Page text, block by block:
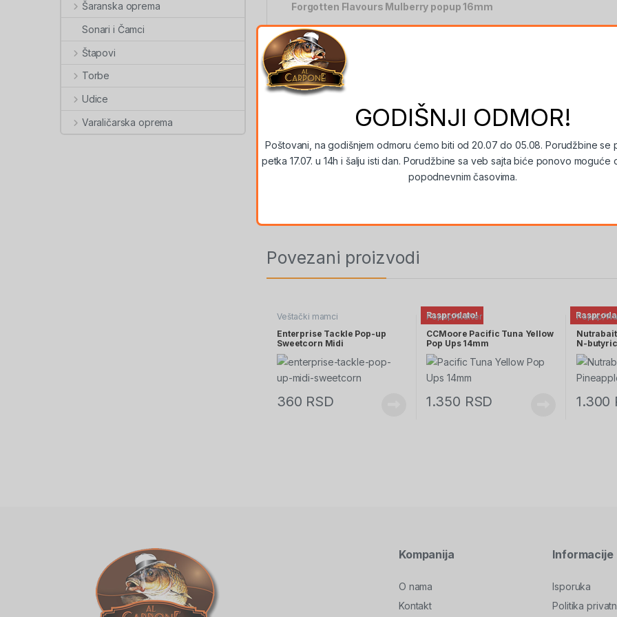
Forgotten Flavours Mulberry popup 16mm
Premium klasa popupova sa našim najboljim sastojcima. Boja koja je
Šifra proizvoda:FF-SR-M Kategorija: Popup/Wafter
popup
Brend:Forgotten Flavours
Povezani proizvodi
Veštački mamci
Enterprise Tackle Pop-up
Sweetcorn Midi
360 RSD
Rasprodato!
Popup/Wafter
CCMoore Pacific Tuna Yellow
Pop Ups 14mm
1.350 RSD
Popup/
N-
1.300
Šaranska oprema
Sonari i Čamci
Štapovi
Torbe
Udice
Varaličarska oprema
Kompanija
O nama
Kontakt
Informacije
Isporuka
Politika
GODIŠNJI ODMOR!
Poštovani, na godišnjem odmoru ćemo biti od 20.07 do 05.08. Porudžbine se
petka 17.07. u 14h i šalju isti dan. Porudžbine sa veb sajta biće ponovo moguće
popodnevnim časovima.